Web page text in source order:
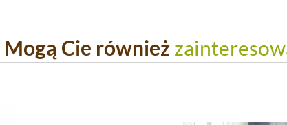
Mogą Cie również